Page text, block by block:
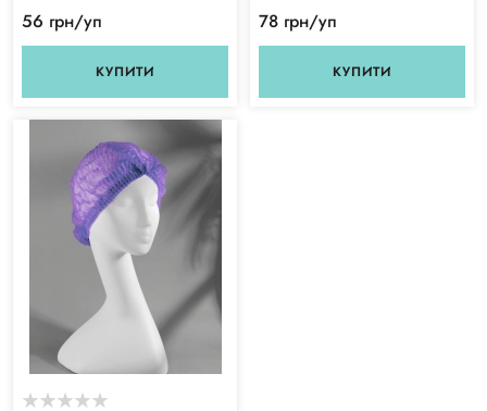
56 грн/уп
КУПИТИ
78 грн/уп
КУПИТИ